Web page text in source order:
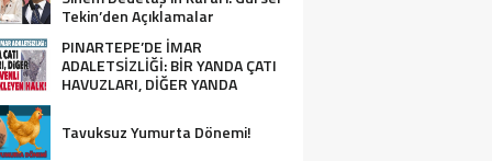
Tekin’den Açıklamalar
PINARTEPE’DE İMAR
ADALETSİZLİĞİ: BİR YANDA ÇATI
HAVUZLARI, DİĞER YANDA
Tavuksuz Yumurta Dönemi!